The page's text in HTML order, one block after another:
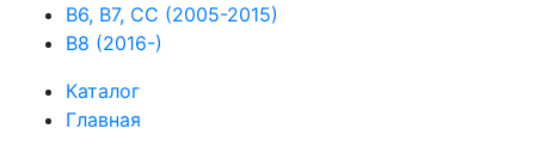
B6, B7, CC (2005-2015)
B8 (2016-)
Каталог
Главная